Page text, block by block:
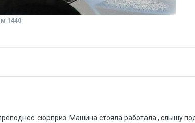
1440
сюрприз. Машина стояла работала , слышу